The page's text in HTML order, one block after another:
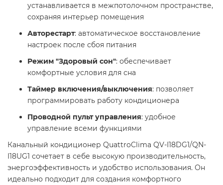
устанавливается в межпотолочном пространстве,
сохраняя интерьер помещения
Авторестарт: автоматическое восстановление
настроек после сбоя питания
Режим "Здоровый сон": обеспечивает
комфортные условия для сна
Таймер включения/выключения: позволяет
программировать работу кондиционера
Проводной пульт управления: удобное
управление всеми функциями
Канальный кондиционер QuattroClima QV-I18DG1/QN-
I18UG1 сочетает в себе высокую производительность,
энергоэффективность и удобство использования. Он
идеально подходит для создания комфортного